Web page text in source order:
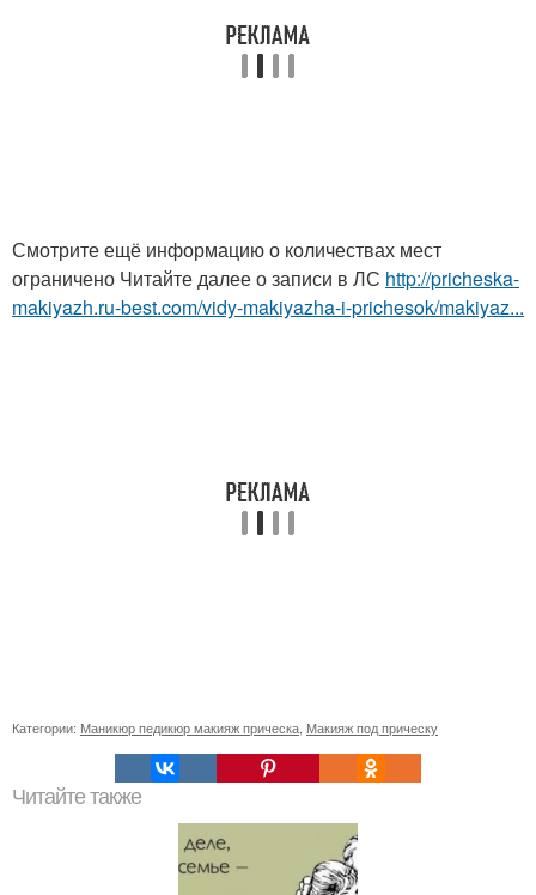
Смотрите ещё информацию о количествах мест
ограничено Читайте далее о записи в ЛС http://pricheska-
makiyazh.ru-best.com/vidy-makiyazha-i-prichesok/makiyaz...
Категории: Маникюр педикюр макияж прическа Макияж под прическу
Читайте также